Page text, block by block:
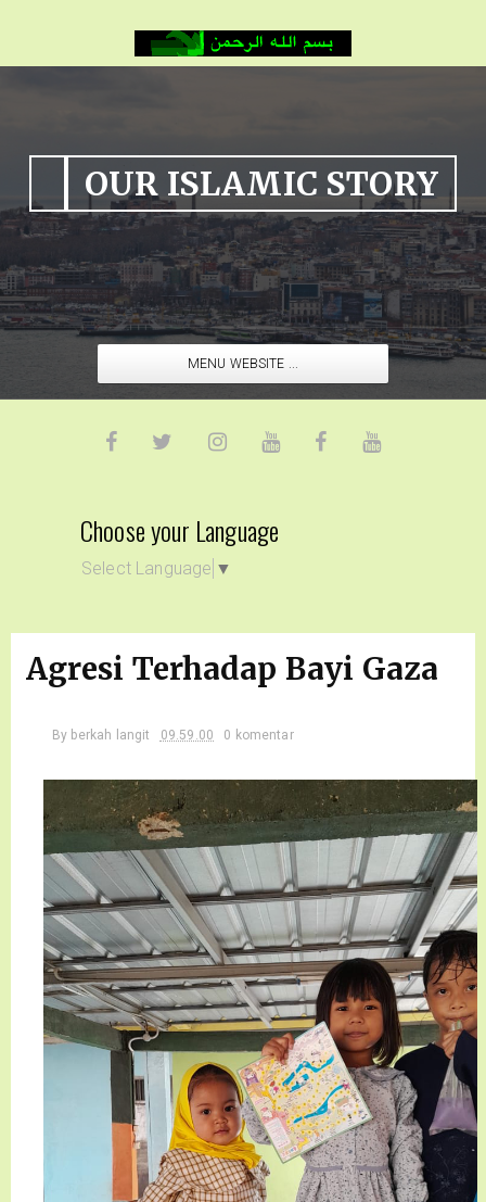
OUR ISLAMIC STORY
MENU WEBSITE ...
Choose your Language
Select Language ▼
Agresi Terhadap Bayi Gaza
By berkah langit 09.59.00 0 komentar